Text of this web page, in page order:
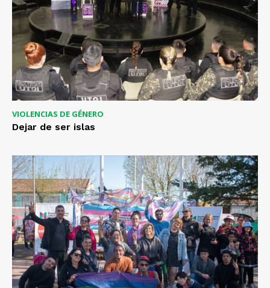
VIOLENCIAS DE GÉNERO
Dejar de ser islas